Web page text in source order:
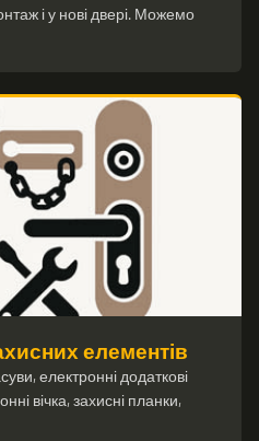
і у нові двері. Можемо
елементів
електронні додаткові
вічка, захисні планки,